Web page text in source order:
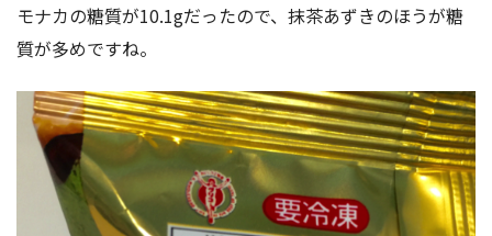
モナカの糖質が10.1gだったので、抹茶あずきのほうが糖
質が多めですね。